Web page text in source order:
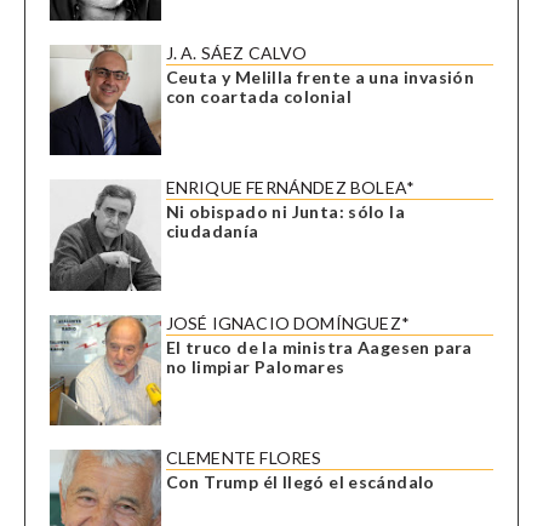
J. A. SÁEZ CALVO
Ceuta y Melilla frente a una invasión
con coartada colonial
ENRIQUE FERNÁNDEZ BOLEA*
Ni obispado ni Junta: sólo la
ciudadanía
JOSÉ IGNACIO DOMÍNGUEZ*
El truco de la ministra Aagesen para
no limpiar Palomares
CLEMENTE FLORES
Con Trump él llegó el escándalo